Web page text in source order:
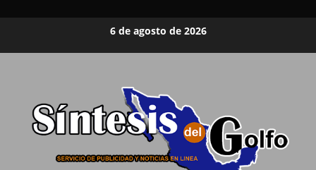
6 de agosto de 2026